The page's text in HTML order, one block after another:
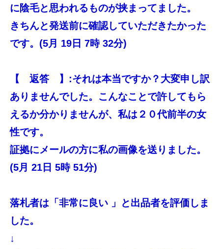
に陰毛と思われるものが挟まってました。
きちんと発送前に確認していただきたかった
です。(5月 19日 7時 32分)
【 返答 】:それは本当ですか？大変申し訳
ありませんでした。こんなことで許してもら
えるか分かりませんが、私は２０代前半の女
性です。
証拠にメールの方に私の画像を送りました。
(5月 21日 5時 51分)
落札者は「非常に良い 」と出品者を評価しま
した。
↓